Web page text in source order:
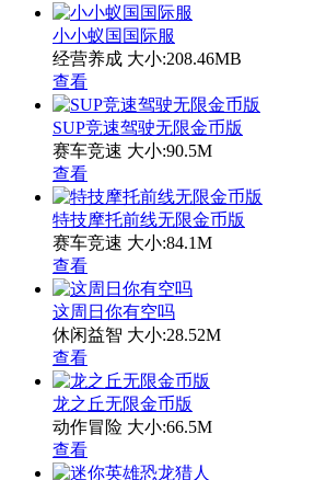
小小蚁国国际服
经营养成 大小:208.46MB
查看
SUP竞速驾驶无限金币版
赛车竞速 大小:90.5M
查看
特技摩托前线无限金币版
赛车竞速 大小:84.1M
查看
这周日你有空吗
休闲益智 大小:28.52M
查看
龙之丘无限金币版
动作冒险 大小:66.5M
查看